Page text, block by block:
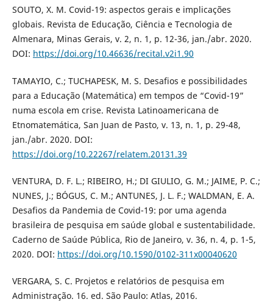
SOUTO, X. M. Covid-19: aspectos gerais e implicações
globais. Revista de Educação, Ciência e Tecnologia de
Almenara, Minas Gerais, v. 2, n. 1, p. 12-36, jan./abr. 2020.
DOI: https://doi.org/10.46636/recital.v2i1.90
TAMAYIO, C.; TUCHAPESK, M. S. Desafios e possibilidades
para a Educação (Matemática) em tempos de “Covid-19”
numa escola em crise. Revista Latinoamericana de
Etnomatemática, San Juan de Pasto, v. 13, n. 1, p. 29-48,
jan./abr. 2020. DOI:
https://doi.org/10.22267/relatem.20131.39
VENTURA, D. F. L.; RIBEIRO, H.; DI GIULIO, G. M.; JAIME, P. C.;
NUNES, J.; BÓGUS, C. M.; ANTUNES, J. L. F.; WALDMAN, E. A.
Desafios da Pandemia de Covid-19: por uma agenda
brasileira de pesquisa em saúde global e sustentabilidade.
Caderno de Saúde Pública, Rio de Janeiro, v. 36, n. 4, p. 1-5,
2020. DOI: https://doi.org/10.1590/0102-311x00040620
VERGARA, S. C. Projetos e relatórios de pesquisa em
Administração. 16. ed. São Paulo: Atlas, 2016.